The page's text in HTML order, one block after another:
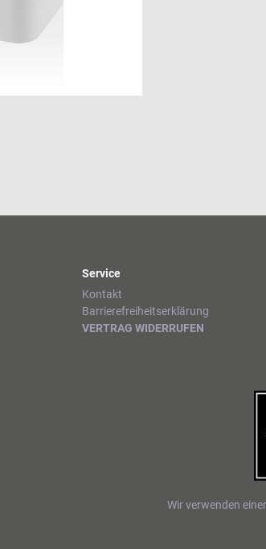
Service
Kontakt
Barrierefreiheitserklärung
VERTRAG WIDERRUFEN
Wir verwenden